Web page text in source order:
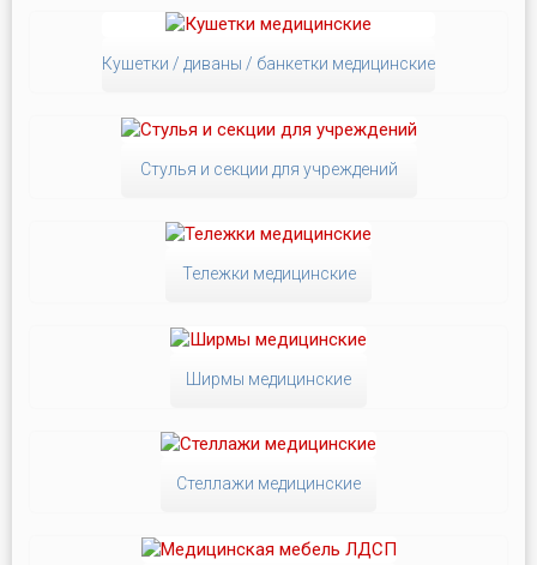
Кушетки / диваны / банкетки медицинские
Стулья и секции для учреждений
Тележки медицинские
Ширмы медицинские
Стеллажи медицинские